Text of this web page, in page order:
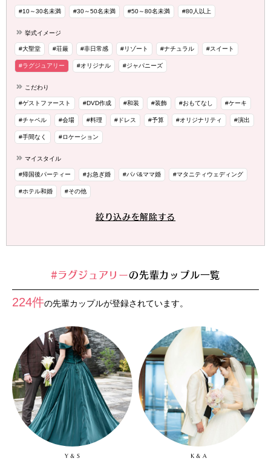
#10～30名未満 #30～50名未満 #50～80名未満 #80人以上
挙式イメージ
#大聖堂 #荘厳 #非日常感 #リゾート #ナチュラル #スイート
#ラグジュアリー #オリジナル #ジャパニーズ
こだわり
#ゲストファースト #DVD作成 #和装 #装飾 #おもてなし #ケーキ
#チャペル #会場 #料理 #ドレス #予算 #オリジナリティ #演出
#手間なく #ロケーション
マイスタイル
#帰国後パーティー #お急ぎ婚 #パパ&ママ婚 #マタニティウェディング
#ホテル和婚 #その他
絞り込みを解除する
#ラグジュアリーの先輩カップル一覧
224件の先輩カップルが登録されています。
Y & S K & A